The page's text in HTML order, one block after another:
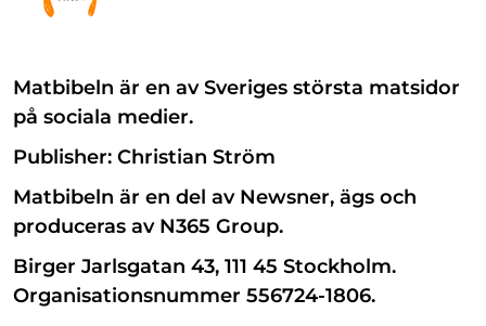
Matbibeln är en av Sveriges största matsidor
på sociala medier.
Publisher: Christian Ström
Matbibeln är en del av Newsner, ägs och
produceras av N365 Group.
Birger Jarlsgatan 43, 111 45 Stockholm.
Organisationsnummer 556724-1806.